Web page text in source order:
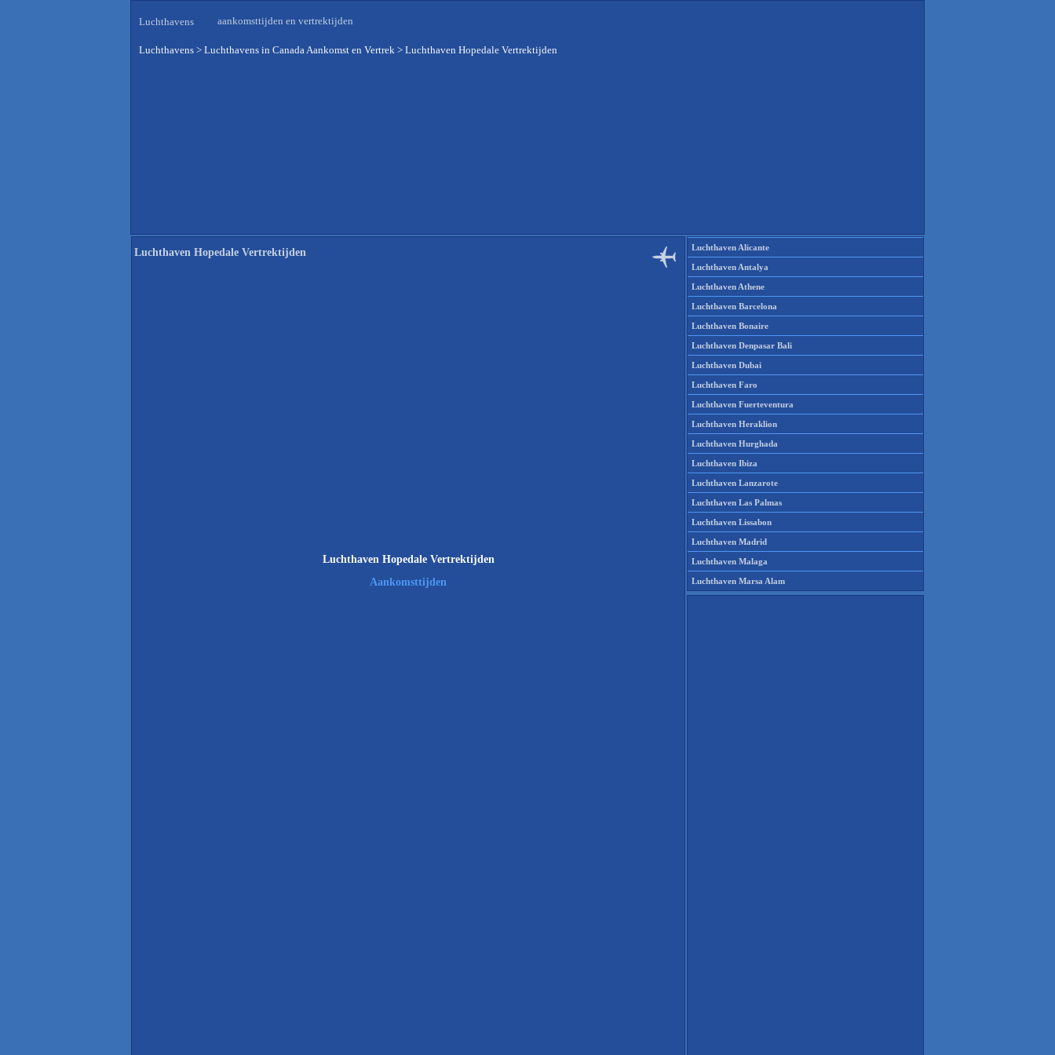
Luchthavens aankomsttijden en vertrektijden
Luchthavens > Luchthavens in Canada Aankomst en Vertrek > Luchthaven Hopedale Vertrektijden
Luchthaven Hopedale Vertrektijden
Luchthaven Hopedale Vertrektijden
Aankomsttijden
Luchthaven Alicante
Luchthaven Antalya
Luchthaven Athene
Luchthaven Barcelona
Luchthaven Bonaire
Luchthaven Denpasar Bali
Luchthaven Dubai
Luchthaven Faro
Luchthaven Fuerteventura
Luchthaven Heraklion
Luchthaven Hurghada
Luchthaven Ibiza
Luchthaven Lanzarote
Luchthaven Las Palmas
Luchthaven Lissabon
Luchthaven Madrid
Luchthaven Malaga
Luchthaven Marsa Alam